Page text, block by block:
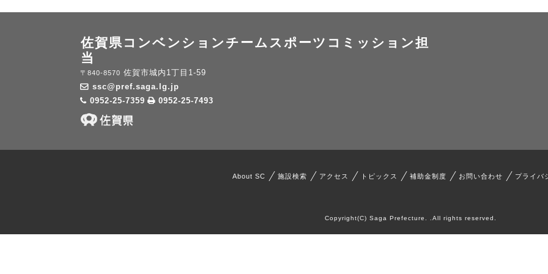
佐賀県コンベンションチームスポーツコミッション担
当
〒840-8570 佐賀市城内1丁目1-59
ssc@pref.saga.lg.jp
0952-25-7359
0952-25-7493
About SC 施設検索 アクセス トピックス 補助金制度 お問い合わせ プライバ
Copyright(C) Saga Prefecture. .All rights reserved.